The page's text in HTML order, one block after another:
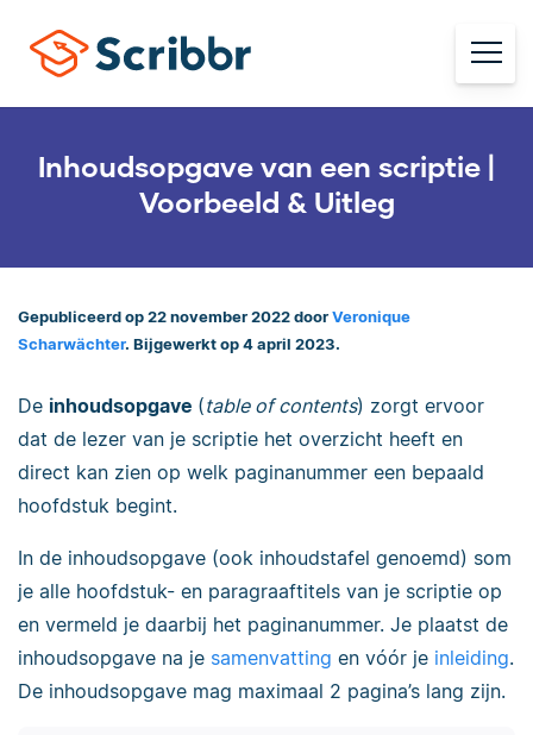
Inhoudsopgave van een scriptie |
Voorbeeld & Uitleg
Gepubliceerd op 22 november 2022 door Veronique
Scharwächter. Bijgewerkt op 4 april 2023.
De inhoudsopgave (table of contents) zorgt ervoor
dat de lezer van je scriptie het overzicht heeft en
direct kan zien op welk paginanummer een bepaald
hoofdstuk begint.
In de inhoudsopgave (ook inhoudstafel genoemd) som
je alle hoofdstuk- en paragraaftitels van je scriptie op
en vermeld je daarbij het paginanummer. Je plaatst de
inhoudsopgave na je samenvatting en vóór je inleiding.
De inhoudsopgave mag maximaal 2 pagina’s lang zijn.